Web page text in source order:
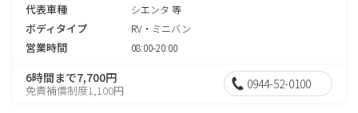
代表車種 シエンタ 等
ボディタイプ RV・ミニバン
営業時間 08:00-20:00
6時間まで7,700円
免責補償制度1,100円 0944-52-0100